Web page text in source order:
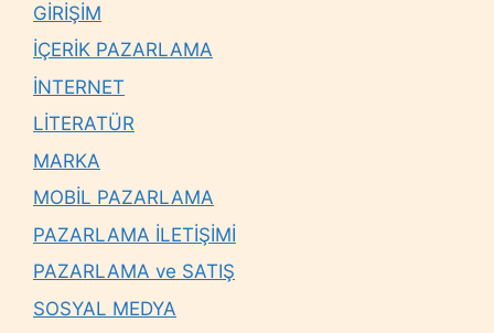
GİRİŞİM
İÇERİK PAZARLAMA
İNTERNET
LİTERATÜR
MARKA
MOBİL PAZARLAMA
PAZARLAMA İLETİŞİMİ
PAZARLAMA ve SATIŞ
SOSYAL MEDYA